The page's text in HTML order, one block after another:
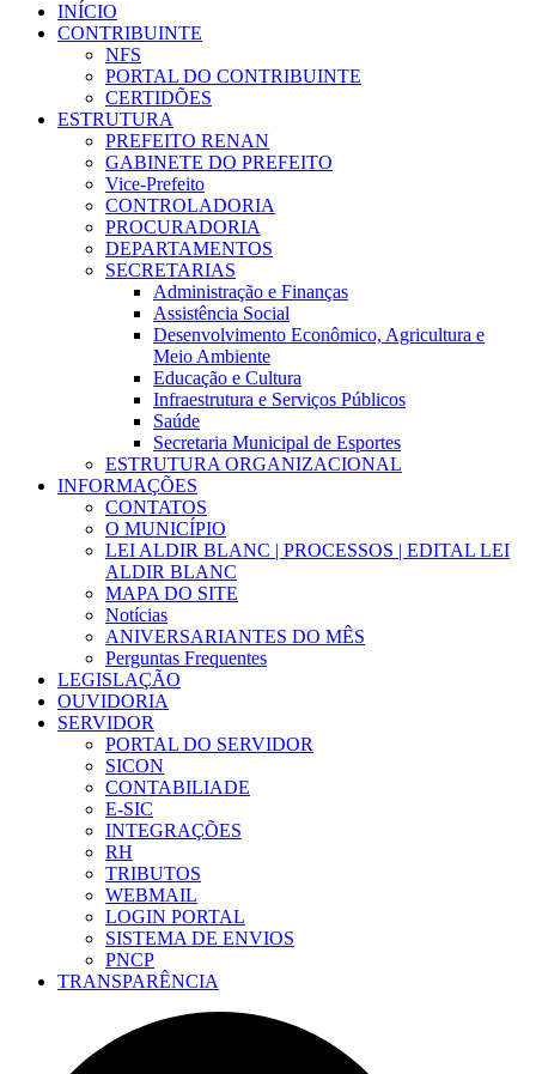
INÍCIO
CONTRIBUINTE
NFS
PORTAL DO CONTRIBUINTE
CERTIDÕES
ESTRUTURA
PREFEITO RENAN
GABINETE DO PREFEITO
Vice-Prefeito
CONTROLADORIA
PROCURADORIA
DEPARTAMENTOS
SECRETARIAS
Administração e Finanças
Assistência Social
Desenvolvimento Econômico, Agricultura e
Meio Ambiente
Educação e Cultura
Infraestrutura e Serviços Públicos
Saúde
Secretaria Municipal de Esportes
ESTRUTURA ORGANIZACIONAL
INFORMAÇÕES
CONTATOS
O MUNICÍPIO
LEI ALDIR BLANC | PROCESSOS | EDITAL LEI
ALDIR BLANC
MAPA DO SITE
Notícias
ANIVERSARIANTES DO MÊS
Perguntas Frequentes
LEGISLAÇÃO
OUVIDORIA
SERVIDOR
PORTAL DO SERVIDOR
SICON
CONTABILIADE
E-SIC
INTEGRAÇÕES
RH
TRIBUTOS
WEBMAIL
LOGIN PORTAL
SISTEMA DE ENVIOS
PNCP
TRANSPARÊNCIA